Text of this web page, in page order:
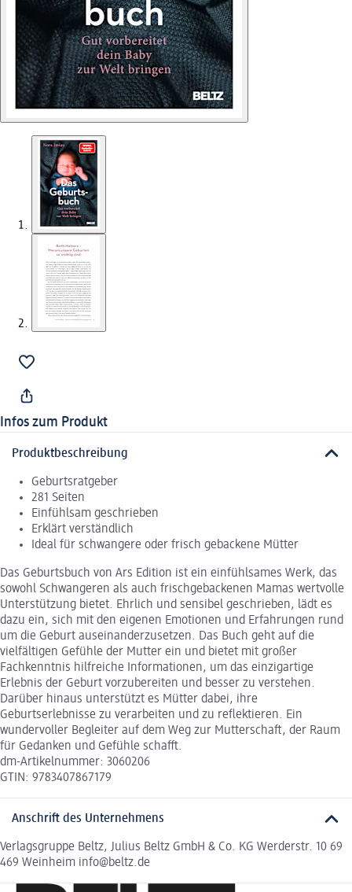
Infos zum Produkt
Produktbeschreibung
Geburtsratgeber
281 Seiten
Einfühlsam geschrieben
Erklärt verständlich
Ideal für schwangere oder frisch gebackene Mütter
Das Geburtsbuch von Ars Edition ist ein einfühlsames Werk, das
sowohl Schwangeren als auch frischgebackenen Mamas wertvolle
Unterstützung bietet. Ehrlich und sensibel geschrieben, lädt es
dazu ein, sich mit den eigenen Emotionen und Erfahrungen rund
um die Geburt auseinanderzusetzen. Das Buch geht auf die
vielfältigen Gefühle der Mutter ein und bietet mit großer
Fachkenntnis hilfreiche Informationen, um das einzigartige
Erlebnis der Geburt vorzubereiten und besser zu verstehen.
Darüber hinaus unterstützt es Mütter dabei, ihre
Geburtserlebnisse zu verarbeiten und zu reflektieren. Ein
wundervoller Begleiter auf dem Weg zur Mutterschaft, der Raum
für Gedanken und Gefühle schafft.
dm-Artikelnummer: 3060206
GTIN: 9783407867179
Anschrift des Unternehmens
Verlagsgruppe Beltz, Julius Beltz GmbH & Co. KG Werderstr. 10 69
469 Weinheim info@beltz.de